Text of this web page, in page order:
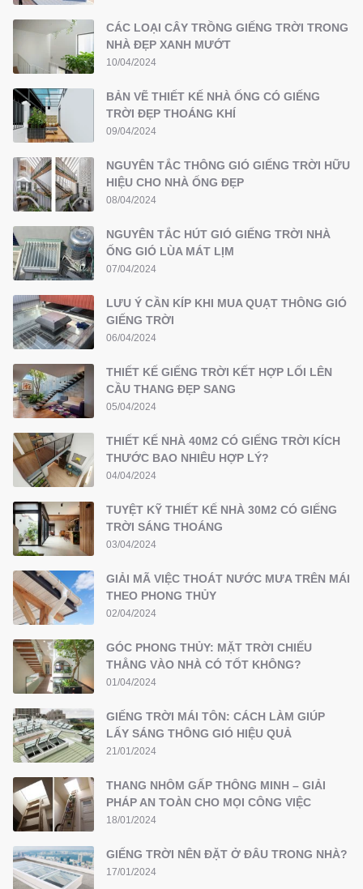
CÁC LOẠI CÂY TRỒNG GIẾNG TRỜI TRONG
NHÀ ĐẸP XANH MƯỚT
10/04/2024
BẢN VẼ THIẾT KẾ NHÀ ỐNG CÓ GIẾNG
TRỜI ĐẸP THOÁNG KHÍ
09/04/2024
NGUYÊN TẮC THÔNG GIÓ GIẾNG TRỜI HỮU
HIỆU CHO NHÀ ỐNG ĐẸP
08/04/2024
NGUYÊN TẮC HÚT GIÓ GIẾNG TRỜI NHÀ
ỐNG GIÓ LÙA MÁT LỊM
07/04/2024
LƯU Ý CẦN KÍP KHI MUA QUẠT THÔNG GIÓ
GIẾNG TRỜI
06/04/2024
THIẾT KẾ GIẾNG TRỜI KẾT HỢP LỐI LÊN
CẦU THANG ĐẸP SANG
05/04/2024
THIẾT KẾ NHÀ 40M2 CÓ GIẾNG TRỜI KÍCH
THƯỚC BAO NHIÊU HỢP LÝ?
04/04/2024
TUYỆT KỸ THIẾT KẾ NHÀ 30M2 CÓ GIẾNG
TRỜI SÁNG THOÁNG
03/04/2024
GIẢI MÃ VIỆC THOÁT NƯỚC MƯA TRÊN MÁI
THEO PHONG THỦY
02/04/2024
GÓC PHONG THỦY: MẶT TRỜI CHIẾU
THẲNG VÀO NHÀ CÓ TỐT KHÔNG?
01/04/2024
GIẾNG TRỜI MÁI TÔN: CÁCH LÀM GIÚP
LẤY SÁNG THÔNG GIÓ HIỆU QUẢ
21/01/2024
THANG NHÔM GẤP THÔNG MINH – GIẢI
PHÁP AN TOÀN CHO MỌI CÔNG VIỆC
18/01/2024
GIẾNG TRỜI NÊN ĐẶT Ở ĐÂU TRONG NHÀ?
17/01/2024